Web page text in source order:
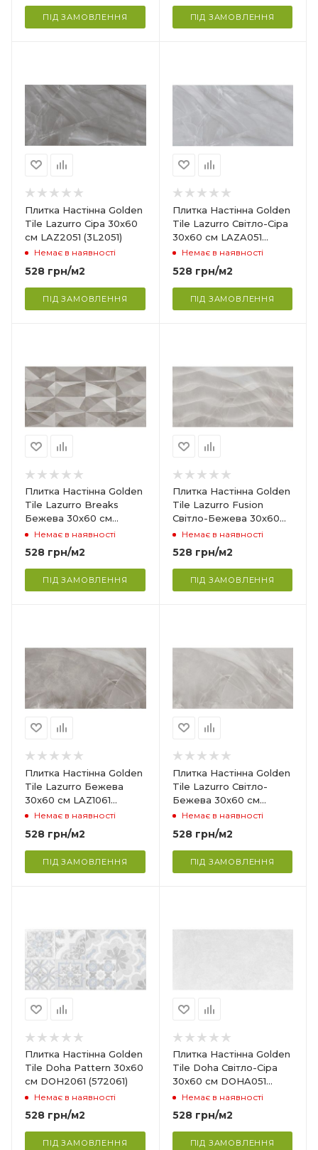
ПІД ЗАМОВЛЕННЯ
Ванна кімната, кухня,
вітальня
ПІД ЗАМОВЛЕННЯ
Плитка Настінна Golden
Tile Lazurro Сіра 30х60
см LAZ2051 (3L2051)
Немає в наявності
528 грн/м2
ПІД ЗАМОВЛЕННЯ
Колекція
Товщина
9 мм
Ширина
Довжина
600 мм
Поверхня
Глянцева
Сфера застосування
Ванна кімната, кухня,
вітальня
Плитка Настінна Golden
Tile Lazurro Світло-Сіра
30х60 см LAZA051
(3LG051)
Немає в наявності
528грн/м2
ПІД ЗАМОВЛЕННЯ
Плитка Настінна Golden
Tile Lazurro Breaks
Бежева 30х60 см
LAZ1251 (3L1251)
Немає в наявності
528 грн/м2
ПІД ЗАМОВЛЕННЯ
Колекція
Lazurro
Товщина
10.2 мм
Ширина
Довжина
600 мм
Поверхня
Глянцева
Сфера застосування
Ванна кімната, кухня,
вітальня
Плитка Настінна Golden
Tile Lazurro Fusion
Світло-Бежева 30х60
см LAZG151 (3LV151)
Немає в наявності
528грн/м2
ПІД ЗАМОВЛЕННЯ
Плитка Настінна Golden
Tile Lazurro Бежева
30х60 см LAZ1061
(3LV061)
Немає в наявності
528 грн/м2
ПІД ЗАМОВЛЕННЯ
Колекція
Товщина
9 мм
Ширина
Довжина
600 мм
Поверхня
Глянцева
Сфера застосування
Ванна кімната, кухня,
вітальня
Плитка Настінна Golden
Tile Lazurro Світло-
Бежева 30х60 см
LAZG051 (3LV051)
Немає в наявності
528грн/м2
ПІД ЗАМОВЛЕННЯ
Плитка Настінна Golden
Tile Doha Pattern 30х60
см DOH2061 (572061)
Немає в наявності
528 грн/м2
ПІД ЗАМОВЛЕННЯ
Колекція
Doha
Товщина
9 мм
Ширина
Довжина
600 мм
Поверхня
Сатинова поверхня
Сфера застосування
Ванна кімната, кухня,
Плитка Настінна Golden
Tile Doha Світло-Сіра
30х60 см DOHA051
(57G051)
Немає в наявності
528грн/м2
ПІД ЗАМОВЛЕННЯ